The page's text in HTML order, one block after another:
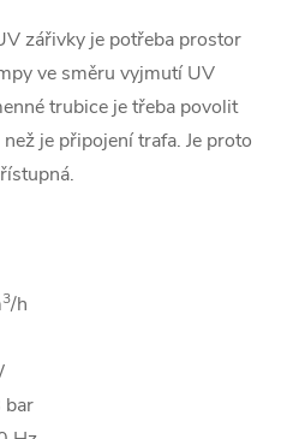
zářivky je potřeba prostor
ve směru vyjmutí UV
trubice je třeba povolit
je připojení trafa. Je proto
3/h
bar